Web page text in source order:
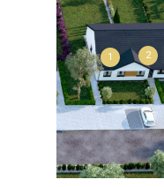
1 2